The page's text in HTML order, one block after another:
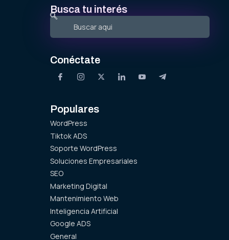
Busca tu interés
Conéctate
Populares
WordPress
Tiktok ADS
Soporte WordPress
Soluciones Empresariales
SEO
Marketing Digital
Mantenimiento Web
Inteligencia Artificial
Google ADS
General